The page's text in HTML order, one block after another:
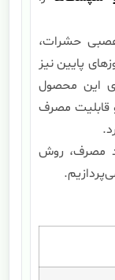
حشرات،
پایین نیز
این محصول
قابلیت مصرف
مصرف، روش